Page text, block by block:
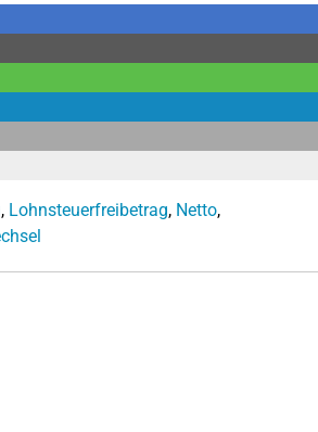
, Lohnsteuerfreibetrag, Netto,